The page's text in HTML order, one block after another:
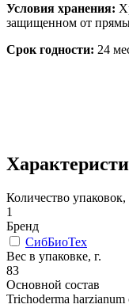
Условия хранения:
защищенном от
Срок годности: 24
Количество упаковок,
1
Бренд
СибБиоТех
Вес в упаковке, г.
83
Основной состав
Trichoderma